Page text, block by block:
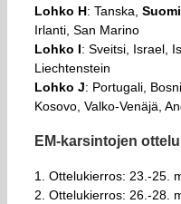
Lohko H: Tanska, Suomi
Irlanti, San Marino
Lohko I: Sveitsi, Israel,
Liechtenstein
Lohko J: Portugali,
Kosovo, Valko-Venäjä,
EM-karsintojen
1. Ottelukierros: 23.-25.
2. Ottelukierros: 26.-28.